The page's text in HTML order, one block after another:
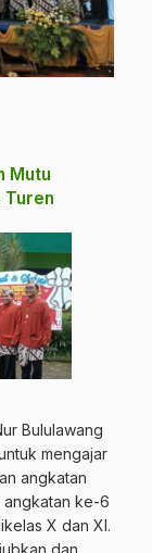
Mutu
Turen
Bululawang
mengajar
angkatan
angkatan ke-6
X dan XI.
dan